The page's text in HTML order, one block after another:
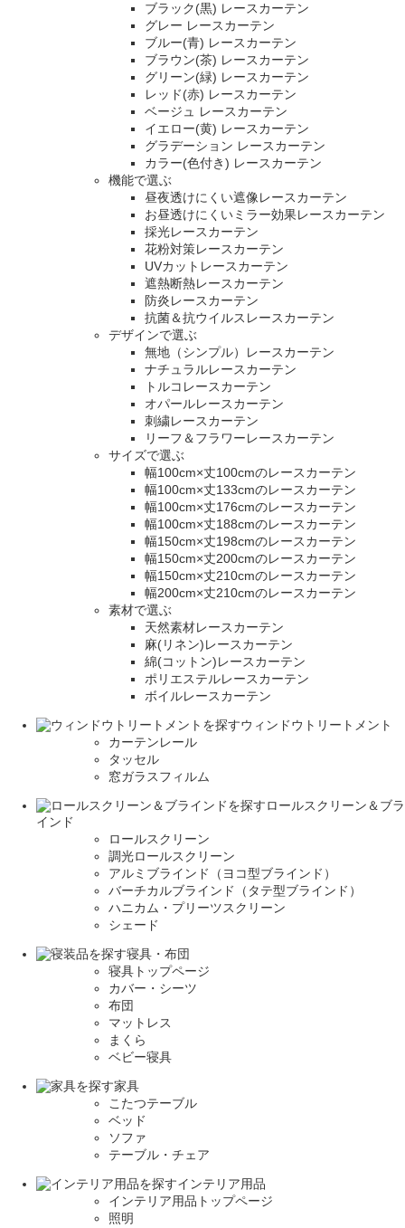
ブラック(黒) レースカーテン
グレー レースカーテン
ブルー(青) レースカーテン
ブラウン(茶) レースカーテン
グリーン(緑) レースカーテン
レッド(赤) レースカーテン
ベージュ レースカーテン
イエロー(黄) レースカーテン
グラデーション レースカーテン
カラー(色付き) レースカーテン
機能で選ぶ
昼夜透けにくい遮像レースカーテン
お昼透けにくいミラー効果レースカーテン
採光レースカーテン
花粉対策レースカーテン
UVカットレースカーテン
遮熱断熱レースカーテン
防炎レースカーテン
抗菌＆抗ウイルスレースカーテン
デザインで選ぶ
無地（シンプル）レースカーテン
ナチュラルレースカーテン
トルコレースカーテン
オパールレースカーテン
刺繍レースカーテン
リーフ＆フラワーレースカーテン
サイズで選ぶ
幅100cm×丈100cmのレースカーテン
幅100cm×丈133cmのレースカーテン
幅100cm×丈176cmのレースカーテン
幅100cm×丈188cmのレースカーテン
幅150cm×丈198cmのレースカーテン
幅150cm×丈200cmのレースカーテン
幅150cm×丈210cmのレースカーテン
幅200cm×丈210cmのレースカーテン
素材で選ぶ
天然素材レースカーテン
麻(リネン)レースカーテン
綿(コットン)レースカーテン
ポリエステルレースカーテン
ボイルレースカーテン
ウィンドウトリートメント
カーテンレール
タッセル
窓ガラスフィルム
ロールスクリーン＆ブラ
インド
ロールスクリーン
調光ロールスクリーン
アルミブラインド（ヨコ型ブラインド）
バーチカルブラインド（タテ型ブラインド）
ハニカム・プリーツスクリーン
シェード
寝具・布団
寝具トップページ
カバー・シーツ
布団
マットレス
まくら
ベビー寝具
家具
こたつテーブル
ベッド
ソファ
テーブル・チェア
インテリア用品
インテリア用品トップページ
照明